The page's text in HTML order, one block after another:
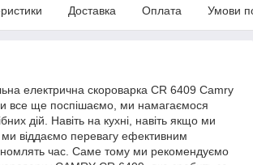
Доставка Оплата Умови
електрична скороварка CR 6409 Camry
все ще поспішаємо, ми намагаємося
дій. Навіть на кухні, навіть якщо ми
віддаємо перевагу ефективним
час. Саме тому ми рекомендуємо